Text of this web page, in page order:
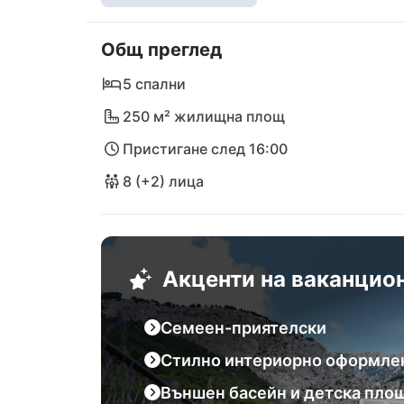
удоволствие с разходка. Град Сплит със
посещение през дневните разходки.
незабравими преживявания по
Общ преглед
5 спални
250 м² жилищна площ
Пристигане след 16:00
8 (+2) лица
Акценти на
Семеен-приятелски
Стилно интериорно
Външен басейн и детска